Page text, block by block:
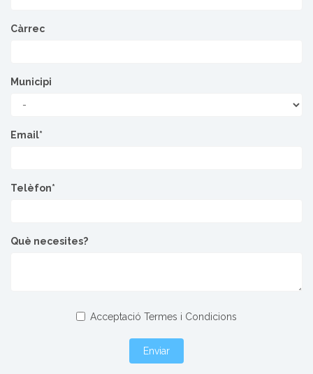
Càrrec
Municipi
Email*
Telèfon*
Què necesites?
Acceptació Termes i Condicions